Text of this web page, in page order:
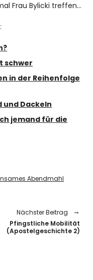
Frau Bylicki treffen…
schwer
in der Reihenfolge
und Dackeln
jemand für die
Abendmahl
Nächster Beitrag
Pfingstliche Mobilität
(Apostelgeschichte 2)